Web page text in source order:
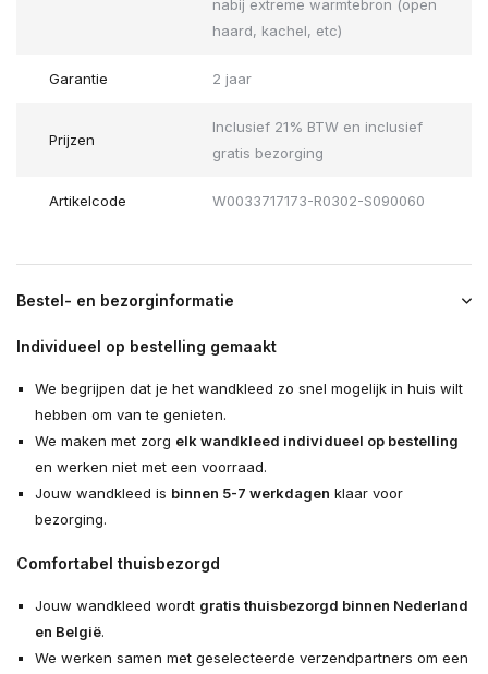
nabij extreme warmtebron (open
haard, kachel, etc)
Garantie 2 jaar
Prijzen
Inclusief 21% BTW en inclusief
gratis bezorging
Artikelcode W0033717173-R0302-S090060
Bestel- en bezorginformatie
Individueel op bestelling gemaakt
We begrijpen dat je het wandkleed zo snel mogelijk in huis wilt
hebben om van te genieten.
We maken met zorg elk wandkleed individueel op bestelling
en werken niet met een voorraad.
Jouw wandkleed is binnen 5-7 werkdagen klaar voor
bezorging.
Comfortabel thuisbezorgd
Jouw wandkleed wordt gratis thuisbezorgd binnen Nederland
en België.
We werken samen met geselecteerde verzendpartners om een